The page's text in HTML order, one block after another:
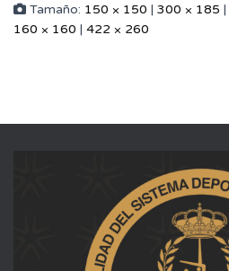
Tamaño: 150 × 150 | 300 × 185 |
160 × 160 | 422 × 260